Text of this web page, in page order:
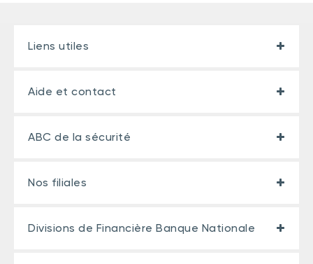
Liens utiles
Aide et contact
ABC de la sécurité
Nos filiales
Divisions de Financière Banque Nationale